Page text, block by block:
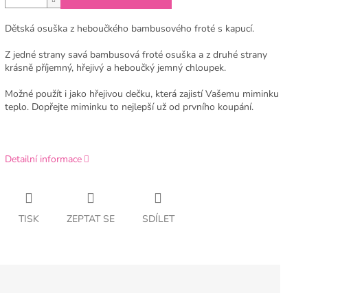
Dětská osuška z heboučkého bambusového froté s kapucí.
Z jedné strany savá bambusová froté osuška a z druhé strany
krásně příjemný, hřejivý a heboučký jemný chloupek.
Možné použít i jako hřejivou dečku, která zajistí Vašemu miminku
teplo. Dopřejte miminku to nejlepší už od prvního koupání.
Detailní informace
TISK ZEPTAT SE SDÍLET